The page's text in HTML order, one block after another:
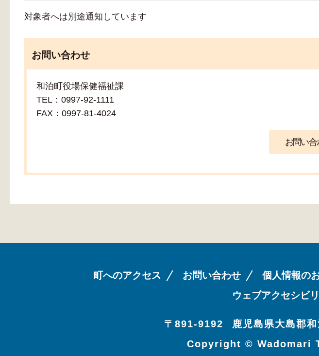
対象者へは別途通知しています
お問い合わせ
和泊町役場保健福祉課
TEL：0997-92-1111
FAX：0997-81-4024
町へのアクセス お問い合わせ 個人情報の
ウェブアクセシビ
〒891-9192 鹿児島県大島郡
Copyright © Wadomari